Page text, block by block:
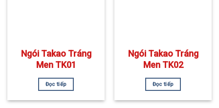
Ngói Takao Tráng
Men TK01
Đọc tiếp
Ngói Takao Tráng
Men TK02
Đọc tiếp